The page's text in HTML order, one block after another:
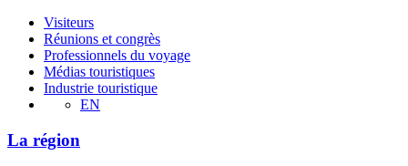
Visiteurs
Réunions et congrès
Professionnels du voyage
Médias touristiques
Industrie touristique
EN
La région